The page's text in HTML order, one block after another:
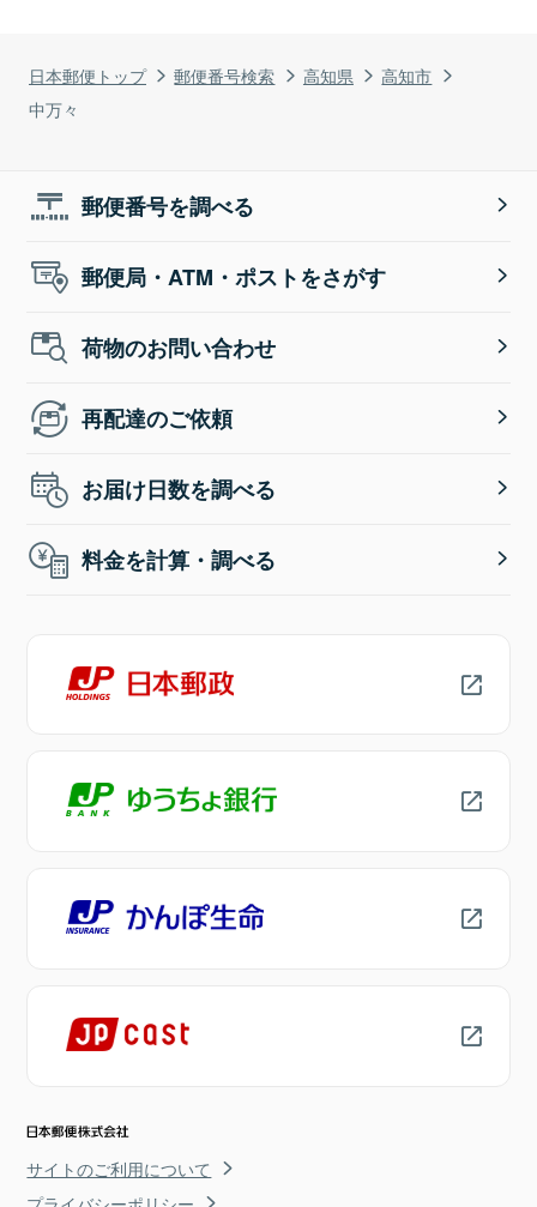
日本郵便トップ 郵便番号検索 高知県
高知市
中万々
郵便番号を調べる
郵便局・ATM・ポストをさがす
荷物のお問い合わせ
再配達のご依頼
お届け日数を調べる
料金を計算・調べる
サイトのご利用について